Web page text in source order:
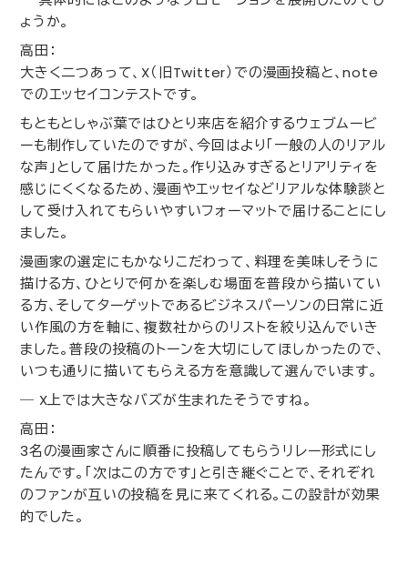
ょうか。
高田：
大きく二つあって、 X（旧Twitter）での漫画投稿と、note
でのエッセイコンテストです。
もともとしゃぶ葉ではひとり来店を紹介するウェブムービ
ーも制作していたのですが、今回はより「一般の人のリアル
な声」として届けたかった。作り込みすぎるとリアリティを
感じにくくなるため、漫画やエッセイなどリアルな体験談と
して受け入れてもらいやすいフォーマットで届けることにし
ました。
漫画家の選定にもかなりこだわって、料理を美味しそうに
描ける方、ひとりで何かを楽しむ場面を普段から描いてい
る方、そしてターゲットであるビジネスパーソンの日常に近
い作風の方を軸に、複数社からのリストを絞り込んでいき
ました。普段の投稿のトーンを大切にしてほしかったので、
いつも通りに描いてもらえる方を意識して選んでいます。
― X上では大きなバズが生まれたそうですね。
高田：
3名の漫画家さんに順番に投稿してもらうリレー形式にし
たんです。「次はこの方です」と引き継ぐことで、それぞれ
のファンが互いの投稿を見に来てくれる。この設計が効果
的でした。